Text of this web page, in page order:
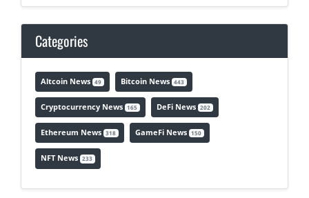
Categories
Altcoin News 49 Bitcoin News 443
Cryptocurrency News 165 DeFi News 202
Ethereum News 318 GameFi News 150
NFT News 233